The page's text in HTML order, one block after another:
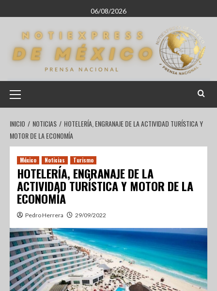
06/08/2026
INICIO NOTICIAS
HOTELERÍA, ENGRANAJE DE LA ACTIVIDAD TURÍSTICA Y
MOTOR DE LA ECONOMÍA
México Noticias Turismo
HOTELERÍA, ENGRANAJE DE LA
ACTIVIDAD TURÍSTICA Y MOTOR DE LA
ECONOMÍA
Pedro Herrera 29/09/2022